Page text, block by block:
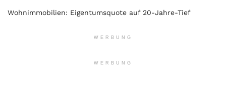
Wohnimmobilien: Eigentumsquote auf 20-Jahre-Tief
WERBUNG
WERBUNG